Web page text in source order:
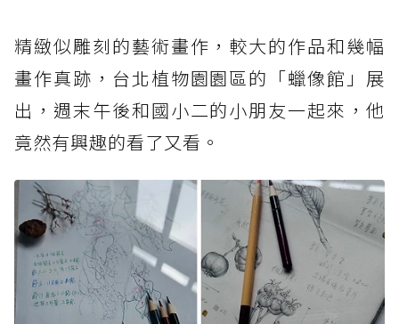
精緻似雕刻的藝術畫作，較大的作品和幾幅
畫作真跡，台北植物園園區的「蠟像館」展
出，週末午後和國小二的小朋友一起來，他
竟然有興趣的看了又看。